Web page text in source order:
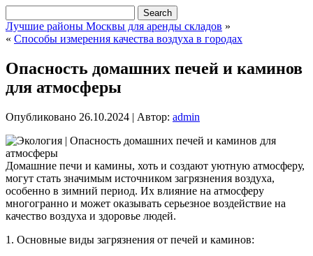
Лучшие районы Москвы для аренды складов »
« Способы измерения качества воздуха в городах
Опасность домашних печей и каминов
для атмосферы
Опубликовано 26.10.2024 | Автор: admin
Домашние печи и камины, хоть и создают уютную атмосферу,
могут стать значимым источником загрязнения воздуха,
особенно в зимний период. Их влияние на атмосферу
многогранно и может оказывать серьезное воздействие на
качество воздуха и здоровье людей.
1. Основные виды загрязнения от печей и каминов: